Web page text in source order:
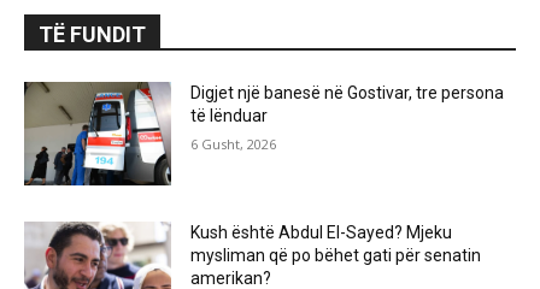
TË FUNDIT
Digjet një banesë në Gostivar, tre persona
të lënduar
6 Gusht, 2026
Kush është Abdul El-Sayed? Mjeku
mysliman që po bëhet gati për senatin
amerikan?